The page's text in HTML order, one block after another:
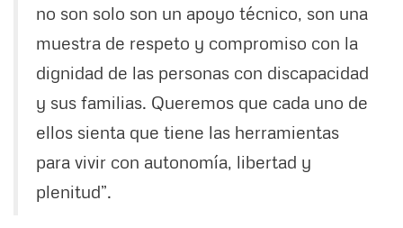
no son solo son un apoyo técnico, son una
muestra de respeto y compromiso con la
dignidad de las personas con discapacidad
y sus familias. Queremos que cada uno de
ellos sienta que tiene las herramientas
para vivir con autonomía, libertad y
plenitud”.